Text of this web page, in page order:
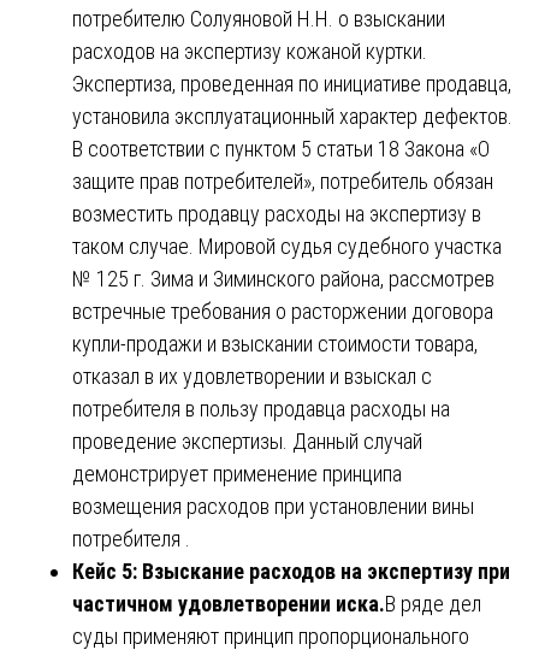
потребителю Солуяновой Н.Н. о взыскании
расходов на экспертизу кожаной куртки.
Экспертиза, проведенная по инициативе продавца,
установила эксплуатационный характер дефектов.
В соответствии с пунктом 5 статьи 18 Закона «О
защите прав потребителей», потребитель обязан
возместить продавцу расходы на экспертизу в
таком случае. Мировой судья судебного участка
№ 125 г. Зима и Зиминского района, рассмотрев
встречные требования о расторжении договора
купли-продажи и взыскании стоимости товара,
отказал в их удовлетворении и взыскал с
потребителя в пользу продавца расходы на
проведение экспертизы. Данный случай
демонстрирует применение принципа
возмещения расходов при установлении вины
потребителя .
Кейс 5: Взыскание расходов на экспертизу при
частичном удовлетворении иска.В ряде дел
суды применяют принцип пропорционального